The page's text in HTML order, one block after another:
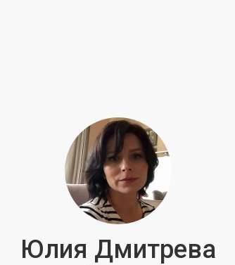
Юлия Дмитрева